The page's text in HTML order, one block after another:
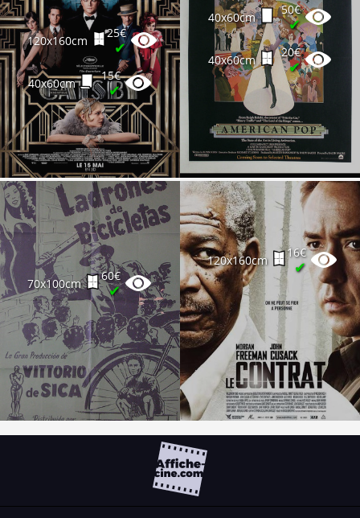
120x160cm
25€
✔
40x60cm
15€
✔
40x60cm
50€
✔
40x60cm
20€
✔
70x100cm
60€
✔
120x160cm
16€
✔